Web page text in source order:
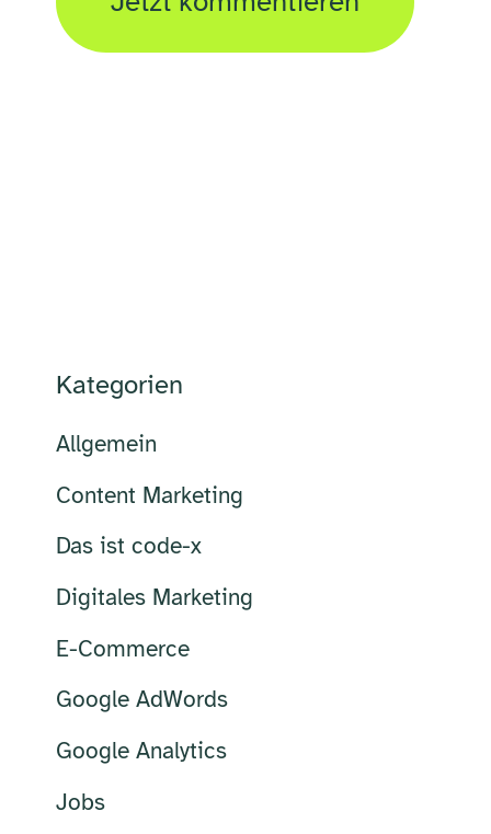
Kategorien
Allgemein
Content Marketing
Das ist code-x
Digitales Marketing
E-Commerce
Google AdWords
Google Analytics
Jobs